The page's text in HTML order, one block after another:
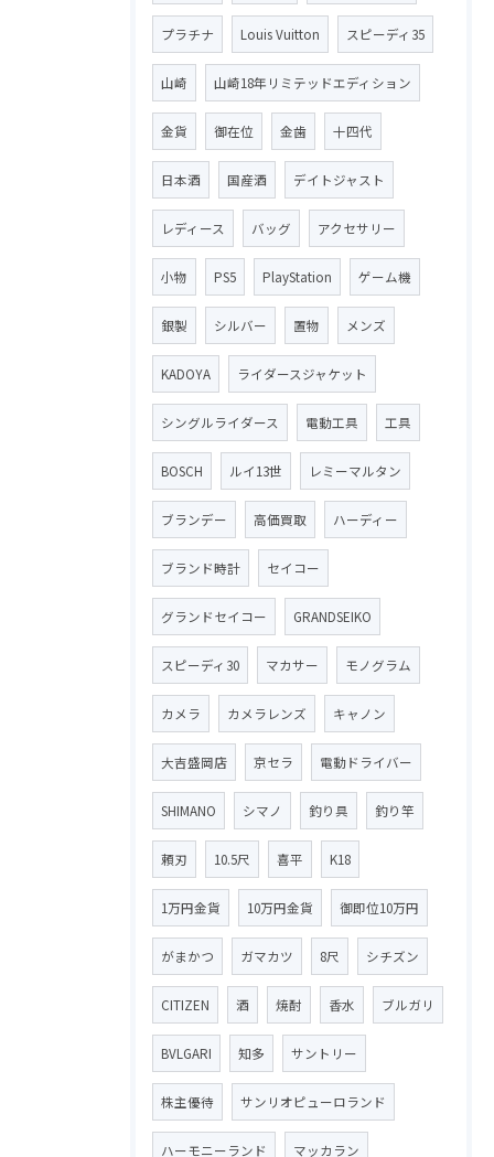
プラチナ Louis Vuitton スピーディ35
山崎 山崎18年リミテッドエディション
金貨 御在位 金歯 十四代
日本酒 国産酒 デイトジャスト
レディース バッグ アクセサリー
小物 PS5 PlayStation ゲーム機
銀製 シルバー 置物 メンズ
KADOYA ライダースジャケット
シングルライダース 電動工具 工具
BOSCH ルイ13世 レミーマルタン
ブランデー 高価買取 ハーディー
ブランド時計 セイコー
グランドセイコー GRANDSEIKO
スピーディ30 マカサー モノグラム
カメラ カメラレンズ キャノン
大吉盛岡店 京セラ 電動ドライバー
SHIMANO シマノ 釣り具 釣り竿
頼刃 10.5尺 喜平 K18
1万円金貨 10万円金貨 御即位10万円
がまかつ ガマカツ 8尺 シチズン
CITIZEN 酒 焼酎 香水 ブルガリ
BVLGARI 知多 サントリー
株主優待 サンリオピューロランド
ハーモニーランド マッカラン